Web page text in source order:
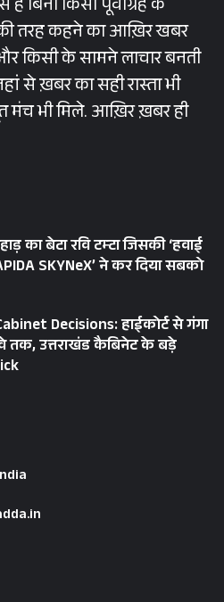
बाहर की एजेंसी से, उच्च
की निगरानी में
देने की कृपा करें.
CPIML
Maikhuri
है बिना किसी पूर्वाग्रह के
तरह कहने का आख़िर खबर
किसी के सामने लाचार बनती
से ख़बर का सही रास्ता भी
मंच भी मिले. आख़िर ख़बर ही
का बेटा रवि टम्टा जिसकी ‘हवाई
SKYNeX’ ने कर दिया सबको
Decisions: हाईकोर्ट से गंगा
तक, उत्तराखंड कैबिनेट के बड़े